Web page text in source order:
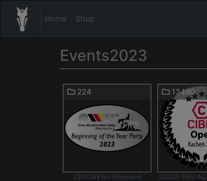
Home Shop
Events2023
224
230129 EWU Rheinland
13490
230521 EWU